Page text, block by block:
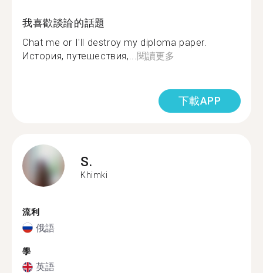
我喜歡談論的話題
Chat me or I'll destroy my diploma paper.
История, путешествия,...閱讀更多
下載APP
S.
Khimki
流利
俄語
學
英語